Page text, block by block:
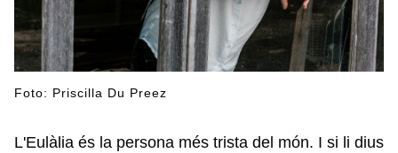
Foto: Priscilla Du Preez
L'Eulàlia és la persona més trista del món. I si li dius